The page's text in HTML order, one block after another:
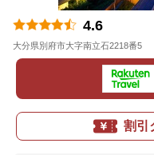
4.6
大分県別府市大字南立石2218番5
割引